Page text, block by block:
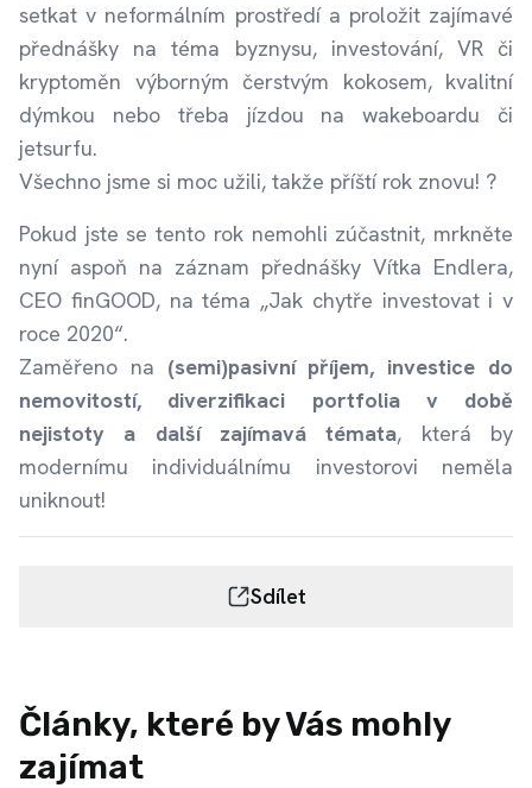
setkat v neformálním prostředí a proložit zajímavé
přednášky na téma byznysu, investování, VR či
kryptoměn výborným čerstvým kokosem, kvalitní
dýmkou nebo třeba jízdou na wakeboardu či
jetsurfu.
Všechno jsme si moc užili, takže příští rok znovu! ?
Pokud jste se tento rok nemohli zúčastnit, mrkněte
nyní aspoň na záznam přednášky Vítka Endlera,
CEO finGOOD, na téma „Jak chytře investovat i v
roce 2020“.
Zaměřeno na (semi)pasivní příjem, investice do
nemovitostí, diverzifikaci portfolia v době
nejistoty a další zajímavá témata, která by
modernímu individuálnímu investorovi neměla
uniknout!
Sdílet
Články, které by Vás mohly
zajímat